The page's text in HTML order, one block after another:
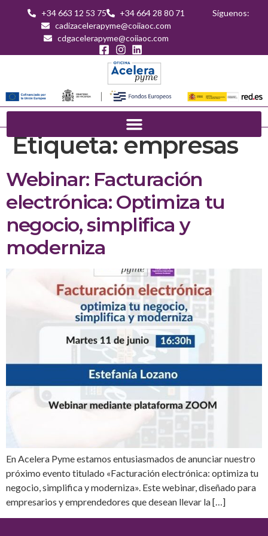
+34 663 12 53 75
+34 664 28 80 71
cadizacelerapyme@coiiaoc.com
cdgacelerapyme@coiiaoc.com
Síguenos:
Etiqueta:empresas
Webinar: Facturación
electrónica: Optimiza tu
negocio, simplifica y
moderniza
En Acelera Pyme estamos entusiasmados de anunciar nuestro
próximo evento titulado «Facturación electrónica: optimiza tu
negocio, simplifica y moderniza». Este webinar, diseñado para
empresarios y emprendedores que desean llevar la […]